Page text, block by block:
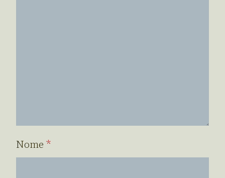
Nome *